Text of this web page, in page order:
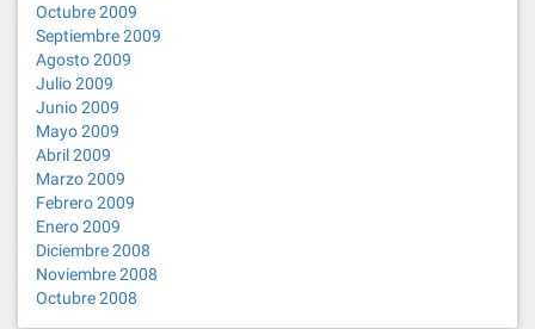
Octubre 2009
Septiembre 2009
Agosto 2009
Julio 2009
Junio 2009
Mayo 2009
Abril 2009
Marzo 2009
Febrero 2009
Enero 2009
Diciembre 2008
Noviembre 2008
Octubre 2008